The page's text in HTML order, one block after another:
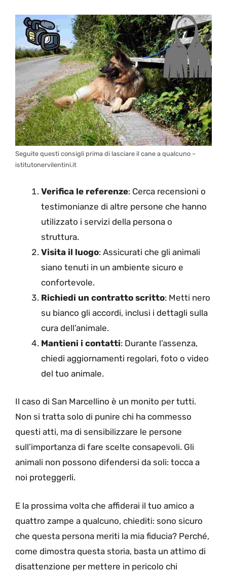
Seguite questi consigli prima di lasciare il cane a qualcuno –
istitutonervilentini.it
Verifica le referenze: Cerca recensioni o
testimonianze di altre persone che hanno
utilizzato i servizi della persona o
struttura.
Visita il luogo: Assicurati che gli animali
siano tenuti in un ambiente sicuro e
confortevole.
Richiedi un contratto scritto: Metti nero
su bianco gli accordi, inclusi i dettagli sulla
cura dell’animale.
Mantieni i contatti: Durante l’assenza,
chiedi aggiornamenti regolari, foto o video
del tuo animale.
Il caso di San Marcellino è un monito per tutti.
Non si tratta solo di punire chi ha commesso
questi atti, ma di sensibilizzare le persone
sull’importanza di fare scelte consapevoli. Gli
animali non possono difendersi da soli: tocca a
noi proteggerli.
E la prossima volta che affiderai il tuo amico a
quattro zampe a qualcuno, chiediti: sono sicuro
che questa persona meriti la mia fiducia? Perché,
come dimostra questa storia, basta un attimo di
disattenzione per mettere in pericolo chi